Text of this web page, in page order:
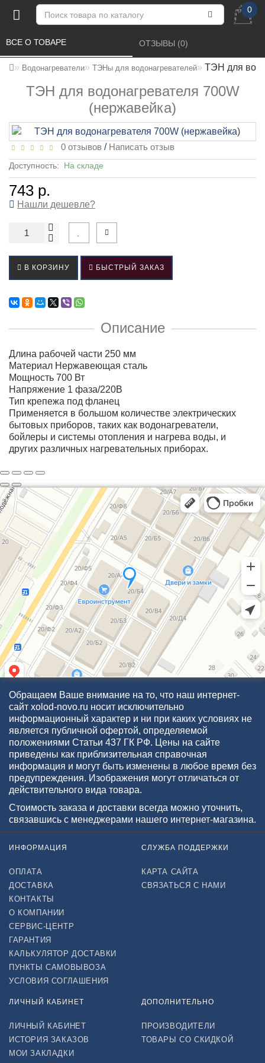
0
Водонагреватели ТЭНы для водонагревателей ТЭН для
ТЭН для водонагревателя 700W
(нержавейка)
ВСЕ О ТОВАРЕ ОТЗЫВЫ (0)
0 отзывов / Написать отзыв
Доступность: На складе
743 р.
Нашли дешевле?
В КОРЗИНУ БЫСТРЫЙ ЗАКАЗ
Описание
Длина рабочей части 250 мм
Материал Нержавеющая сталь
Мощность 700 Вт
Напряжение 1 фаза/220В
Тип крепежа под фланец
Применяется в большом количестве электрических
бытовых приборов, таких как водонагреватели,
бойлеры и системы отопления и нагрева воды, и
других различных нагревательных приборах.
Обращаем Ваше внимание на то, что наш интернет-
сайт xolod-novo.ru носит исключительно
информационный характер и ни при каких условиях не
является публичной офертой, определяемой
положениями Статьи 437 ГК РФ. Цены на сайте
приведены как приблизительная справочная
информация и могут быть изменены в любое время без
предупреждения. Изображения могут отличаться от
действительного вида товара.
Стоимость заказа и доставки всегда можно уточнить,
связавшись с менеджерами нашего интернет-магазина.
ИНФОРМАЦИЯ
ОПЛАТА
ДОСТАВКА
КОНТАКТЫ
О КОМПАНИИ
СЕРВИС-ЦЕНТР
ГАРАНТИЯ
КАЛЬКУЛЯТОР ДОСТАВКИ
ПУНКТЫ САМОВЫВОЗА
УСЛОВИЯ СОГЛАШЕНИЯ
СЛУЖБА ПОДДЕРЖКИ
КАРТА САЙТА
СВЯЗАТЬСЯ С НАМИ
ЛИЧНЫЙ КАБИНЕТ
ЛИЧНЫЙ КАБИНЕТ
ИСТОРИЯ ЗАКАЗОВ
МОИ ЗАКЛАДКИ
ДОПОЛНИТЕЛЬНО
ПРОИЗВОДИТЕЛИ
ТОВАРЫ СО СКИДКОЙ